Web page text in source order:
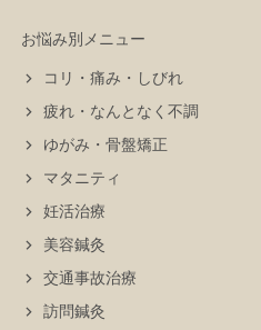
お悩み別メニュー
コリ・痛み・しびれ
疲れ・なんとなく不調
ゆがみ・骨盤矯正
マタニティ
妊活治療
美容鍼灸
交通事故治療
訪問鍼灸